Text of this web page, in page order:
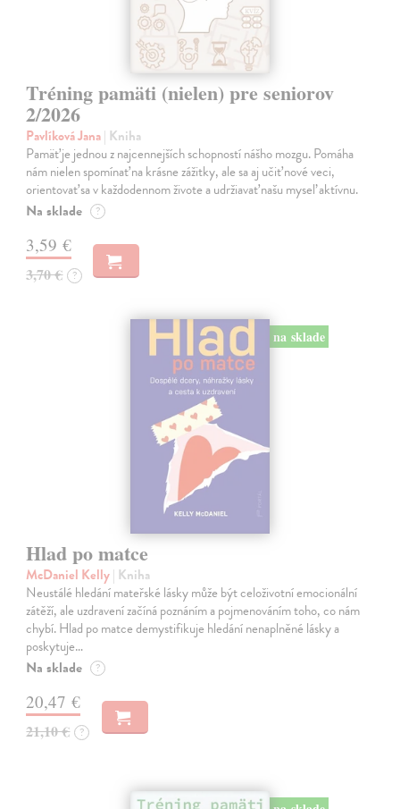
Tréning pamäti (nielen) pre seniorov
2/2026
Pavlíková Jana| Kniha
Pamäť je jednou z najcennejších schopností nášho mozgu. Pomáha
nám nielen spomínať na krásne zážitky, ale sa aj učiť nové veci,
orientovať sa v každodennom živote a udržiavať našu myseľ aktívnu.
Na sklade ?
3,59 €
3,70 € ?
na sklade
Hlad po matce
McDaniel Kelly| Kniha
Neustálé hledání mateřské lásky může být celoživotní emocionální
zátěží, ale uzdravení začíná poznáním a pojmenováním toho, co nám
chybí. Hlad po matce demystifikuje hledání nenaplněné lásky a
poskytuje…
Na sklade ?
20,47 €
21,10 € ?